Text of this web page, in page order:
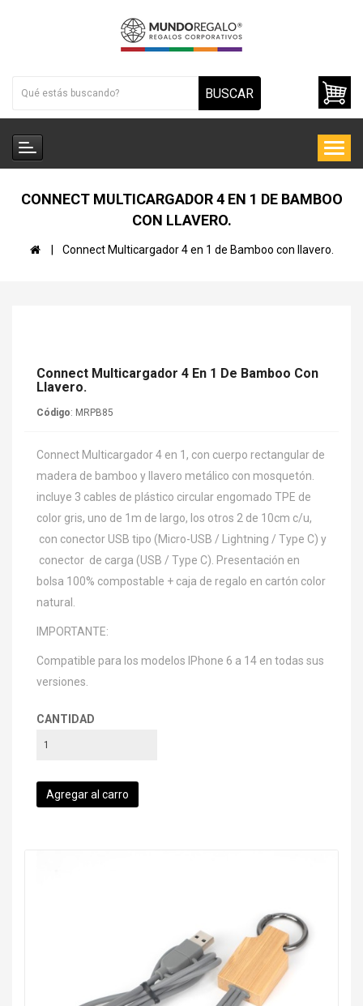
BUSCAR
CONNECT MULTICARGADOR 4 EN 1 DE BAMBOO
CON LLAVERO.
Connect Multicargador 4 en 1 de Bamboo con llavero.
Connect Multicargador 4 En 1 De Bamboo Con
Llavero.
Código: MRPB85
Connect Multicargador 4 en 1, con cuerpo rectangular de
madera de bamboo y llavero metálico con mosquetón.
incluye 3 cables de plástico circular engomado TPE de
color gris, uno de 1m de largo, los otros 2 de 10cm c/u,
con conector USB tipo (Micro-USB / Lightning / Type C) y
conector de carga (USB / Type C). Presentación en
bolsa 100% compostable + caja de regalo en cartón color
natural.
IMPORTANTE:
Compatible para los modelos IPhone 6 a 14 en todas sus
versiones.
CANTIDAD